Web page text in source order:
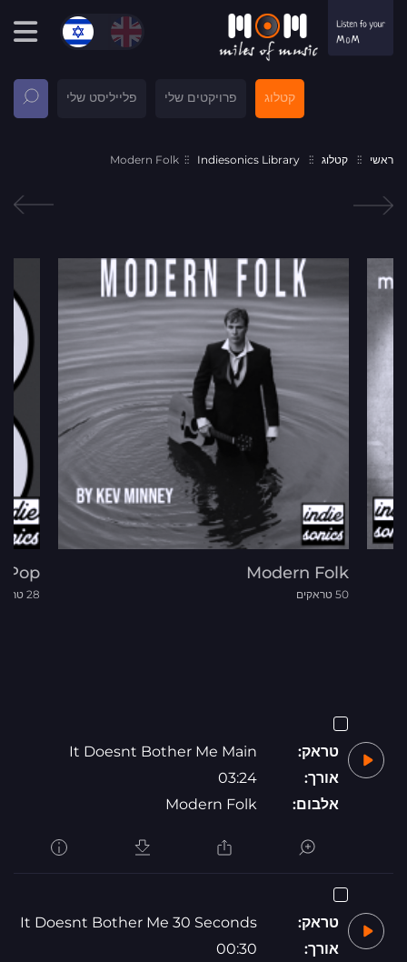
קטלוג פרויקטים שלי פלייליסט שלי
ראשי קטלוג Indiesonics Library
Modern Folk
Modern Folk
50 טראקים
Pop
28 טראקים
טראק:
It Doesnt Bother Me Main
אורך:
03:24
אלבום:
Modern Folk
טראק:
It Doesnt Bother Me 30 Seconds
אורך:
00:30